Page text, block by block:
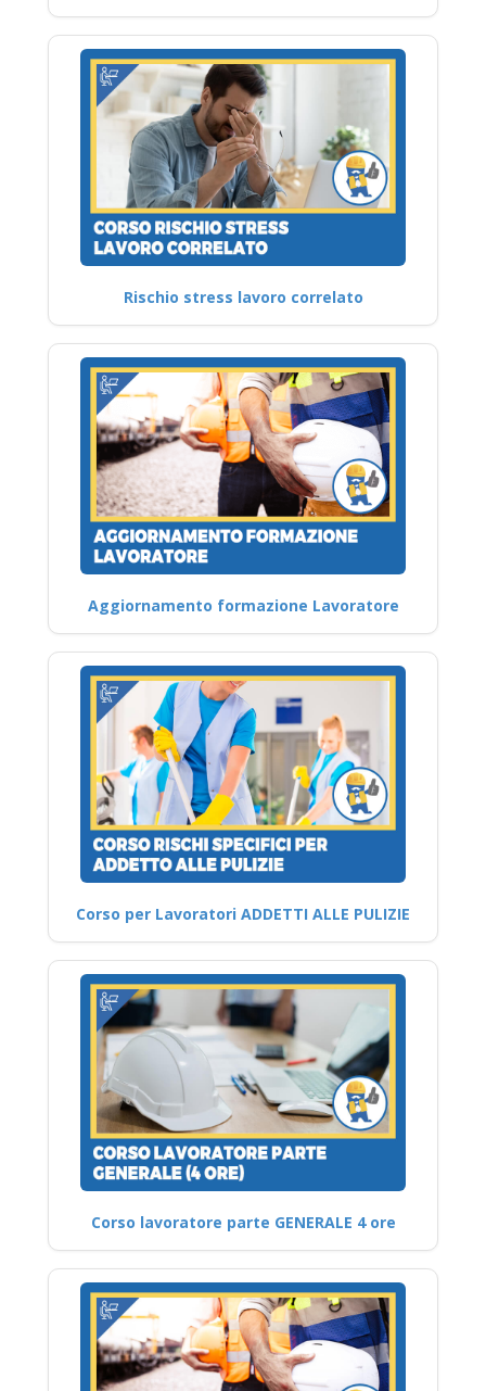
Rischio stress lavoro correlato
Aggiornamento formazione Lavoratore
Corso per Lavoratori ADDETTI ALLE PULIZIE
Corso lavoratore parte GENERALE 4 ore